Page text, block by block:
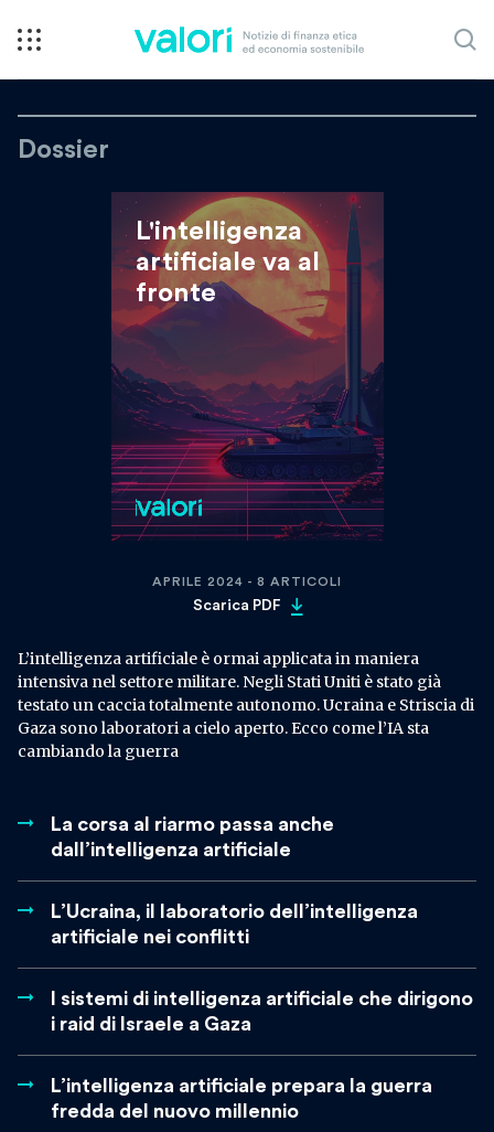
Dossier
L'intelligenza
artificiale va al
fronte
APRILE 2024 - 8 ARTICOLI
Scarica PDF
L’intelligenza artificiale è ormai applicata in maniera
intensiva nel settore militare. Negli Stati Uniti è stato già
testato un caccia totalmente autonomo. Ucraina e Striscia di
Gaza sono laboratori a cielo aperto. Ecco come l’IA sta
cambiando la guerra
La corsa al riarmo passa anche
dall’intelligenza artificiale
L’Ucraina, il laboratorio dell’intelligenza
artificiale nei conflitti
I sistemi di intelligenza artificiale che dirigono
i raid di Israele a Gaza
L’intelligenza artificiale prepara la guerra
fredda del nuovo millennio